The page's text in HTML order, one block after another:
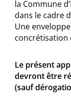
la Commune
dans le cadre
Une
concrétisation
Le présent
devront être
(sauf